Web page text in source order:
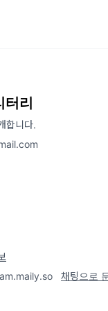
리
합니다.
채팅으로